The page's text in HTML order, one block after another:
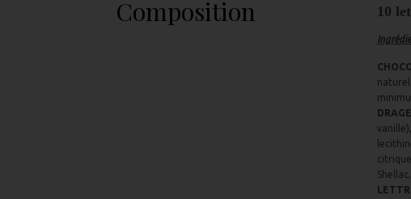
Composition 10
naturel